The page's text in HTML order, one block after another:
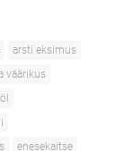
arsti eksimus
väärikus
enesekaitse